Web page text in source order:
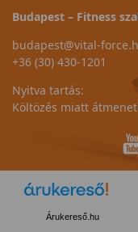
Budapest – Fitness
budapest@vital-
+36 (30) 430-1201
Nyitva tartás:
Költözés miatt
Árukereső.hu